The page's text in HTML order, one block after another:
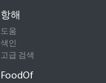
항해
도움
색인
고급 검색
FoodOf